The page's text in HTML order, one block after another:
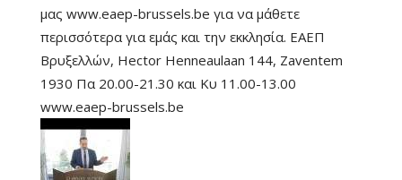
μας www.eaep-brussels.be για να μάθετε
περισσότερα για εμάς και την εκκλησία. ΕΑΕΠ
Βρυξελλών, Hector Henneaulaan 144, Zaventem
1930 Πα 20.00-21.30 και Κυ 11.00-13.00
www.eaep-brussels.be